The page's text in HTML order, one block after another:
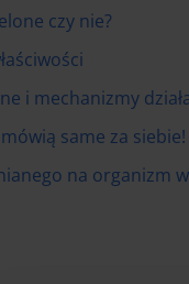
czy nie?
i mechanizmy
same za siebie!
na organizm